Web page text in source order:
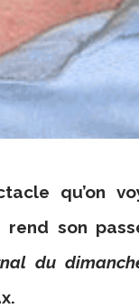
qu’on
rend son
du